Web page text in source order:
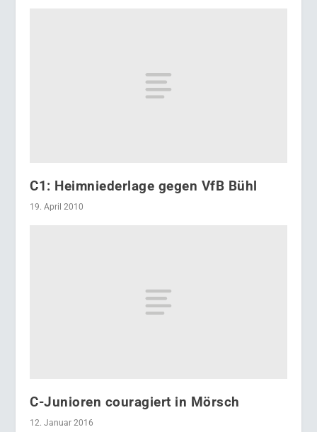
C1: Heimniederlage gegen VfB Bühl
19. April 2010
C-Junioren couragiert in Mörsch
12. Januar 2016